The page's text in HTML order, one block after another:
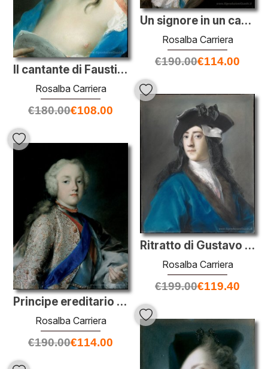
Un signore in un cappotto oro modellato e Violet-Brown Capo
Rosalba Carriera
€190.00€114.00
Il cantante di Faustina Bordoni con una partitura musicale
Rosalba Carriera
€180.00€108.00
Ritratto di Gustavo Hamilton, 2 ° visconte Boyne a Masquerade Co
Rosalba Carriera
€199.00€119.40
Principe ereditario di Sassonia Friedrich Christian
Rosalba Carriera
€190.00€114.00